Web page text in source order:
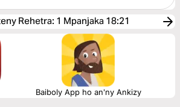
Rehetra: 1 Mpanjaka 18:21
Baiboly App ho an'ny Ankizy